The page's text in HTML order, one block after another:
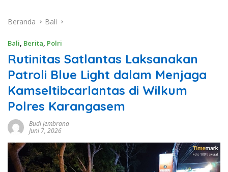
Beranda Bali
Bali, Berita, Polri
Rutinitas Satlantas Laksanakan
Patroli Blue Light dalam Menjaga
Kamseltibcarlantas di Wilkum
Polres Karangasem
Budi Jembrana
Juni 7, 2026